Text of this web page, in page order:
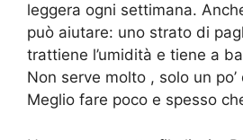
leggera ogni settimana.
può aiutare: uno strato di
trattiene l’umidità e tiene a
Non serve molto , solo un
Meglio fare poco e spesso